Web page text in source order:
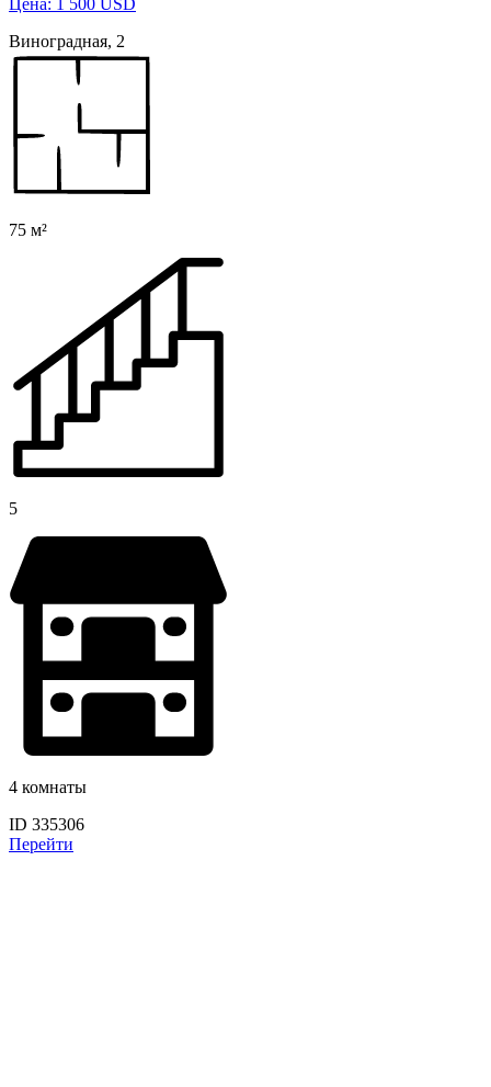
Цена: 1 500 USD
Виноградная, 2
75 м²
5
4 комнаты
ID 335306
Перейти